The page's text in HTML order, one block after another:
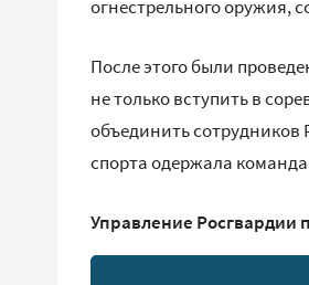
огнестрельного оружия,
После этого были
не только вступить в
объединить сотрудников
спорта одержала
Управление Росгвардии